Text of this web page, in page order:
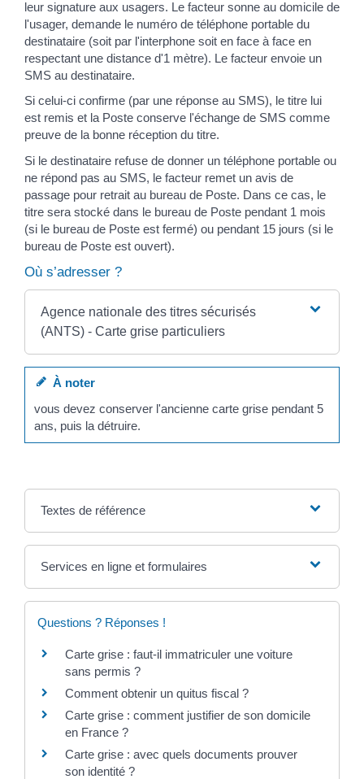
leur signature aux usagers. Le facteur sonne au domicile de
l'usager, demande le numéro de téléphone portable du
destinataire (soit par l'interphone soit en face à face en
respectant une distance d'1 mètre). Le facteur envoie un
SMS au destinataire.
Si celui-ci confirme (par une réponse au SMS), le titre lui
est remis et la Poste conserve l'échange de SMS comme
preuve de la bonne réception du titre.
Si le destinataire refuse de donner un téléphone portable ou
ne répond pas au SMS, le facteur remet un avis de
passage pour retrait au bureau de Poste. Dans ce cas, le
titre sera stocké dans le bureau de Poste pendant 1 mois
(si le bureau de Poste est fermé) ou pendant 15 jours (si le
bureau de Poste est ouvert).
Où s’adresser ?
Agence nationale des titres sécurisés
(ANTS) - Carte grise particuliers
À noter
vous devez conserver l'ancienne carte grise pendant 5
ans, puis la détruire.
Textes de référence
Services en ligne et formulaires
Questions ? Réponses !
Carte grise : faut-il immatriculer une voiture
sans permis ?
Comment obtenir un quitus fiscal ?
Carte grise : comment justifier de son domicile
en France ?
Carte grise : avec quels documents prouver
son identité ?